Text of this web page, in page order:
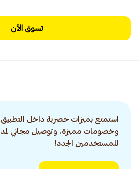
تسوق الآن
استمتع بميزات حصرية داخل
وخصومات مميزة. وتوصيل مجاني
للمستخدمين الجدد!